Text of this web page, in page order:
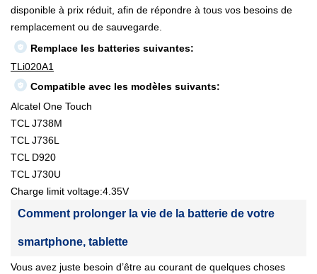
disponible à prix réduit, afin de répondre à tous vos besoins de
remplacement ou de sauvegarde.
Remplace les batteries suivantes:
TLi020A1
Compatible avec les modèles suivants:
Alcatel One Touch
TCL J738M
TCL J736L
TCL D920
TCL J730U
Charge limit voltage:4.35V
Comment prolonger la vie de la batterie de votre
smartphone, tablette
Vous avez juste besoin d’être au courant de quelques choses